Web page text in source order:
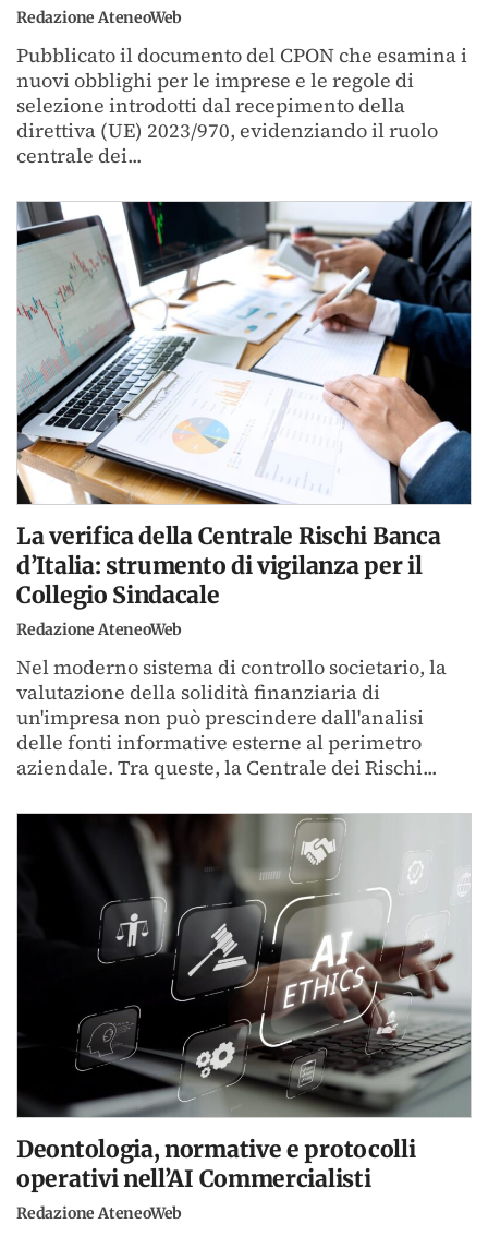
Redazione AteneoWeb
Pubblicato il documento del CPON che esamina i
nuovi obblighi per le imprese e le regole di
selezione introdotti dal recepimento della
direttiva (UE) 2023/970, evidenziando il ruolo
centrale dei...
La verifica della Centrale Rischi Banca
d’Italia: strumento di vigilanza per il
Collegio Sindacale
Redazione AteneoWeb
Nel moderno sistema di controllo societario, la
valutazione della solidità finanziaria di
un'impresa non può prescindere dall'analisi
delle fonti informative esterne al perimetro
aziendale. Tra queste, la Centrale dei Rischi...
Deontologia, normative e protocolli
operativi nell’AI Commercialisti
Redazione AteneoWeb